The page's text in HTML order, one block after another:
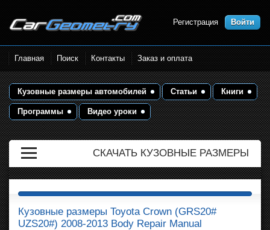
Размеры кузова автомобилей.
Контрольные точки и кузовные
размеры. Геометрия кузова
Регистрация Войти
Главная Поиск Контакты Заказ и оплата
Кузовные размеры автомобилей Статьи Книги
Программы Видео уроки
СКАЧАТЬ КУЗОВНЫЕ РАЗМЕРЫ
Кузовные размеры Toyota Crown (GRS20#
UZS20#) 2008-2013 Body Repair Manual